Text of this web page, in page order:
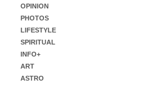
OPINION
PHOTOS
LIFESTYLE
SPIRITUAL
INFO+
ART
ASTRO